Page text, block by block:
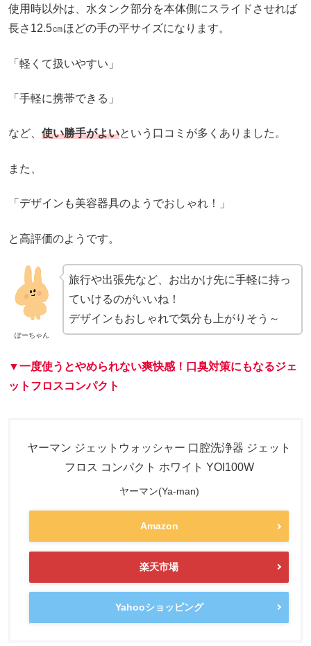
使用時以外は、水タンク部分を本体側にスライドさせれば
長さ12.5㎝ほどの手の平サイズになります。
「軽くて扱いやすい」
「手軽に携帯できる」
など、 使い勝手がよいという口コミが多くありました。
また、
「デザインも美容器具のようでおしゃれ！」
と高評価のようです。
ぽーちゃん
旅行や出張先など、お出かけ先に手軽に持っ
ていけるのがいいね！
デザインもおしゃれで気分も上がりそう～
▼一度使うとやめられない爽快感！口臭対策にもなるジェ
ットフロスコンパクト
ヤーマン ジェットウォッシャー 口腔洗浄器 ジェット
フロス コンパクト ホワイト YOI100W
ヤーマン(Ya-man)
Amazon
楽天市場
Yahooショッピング